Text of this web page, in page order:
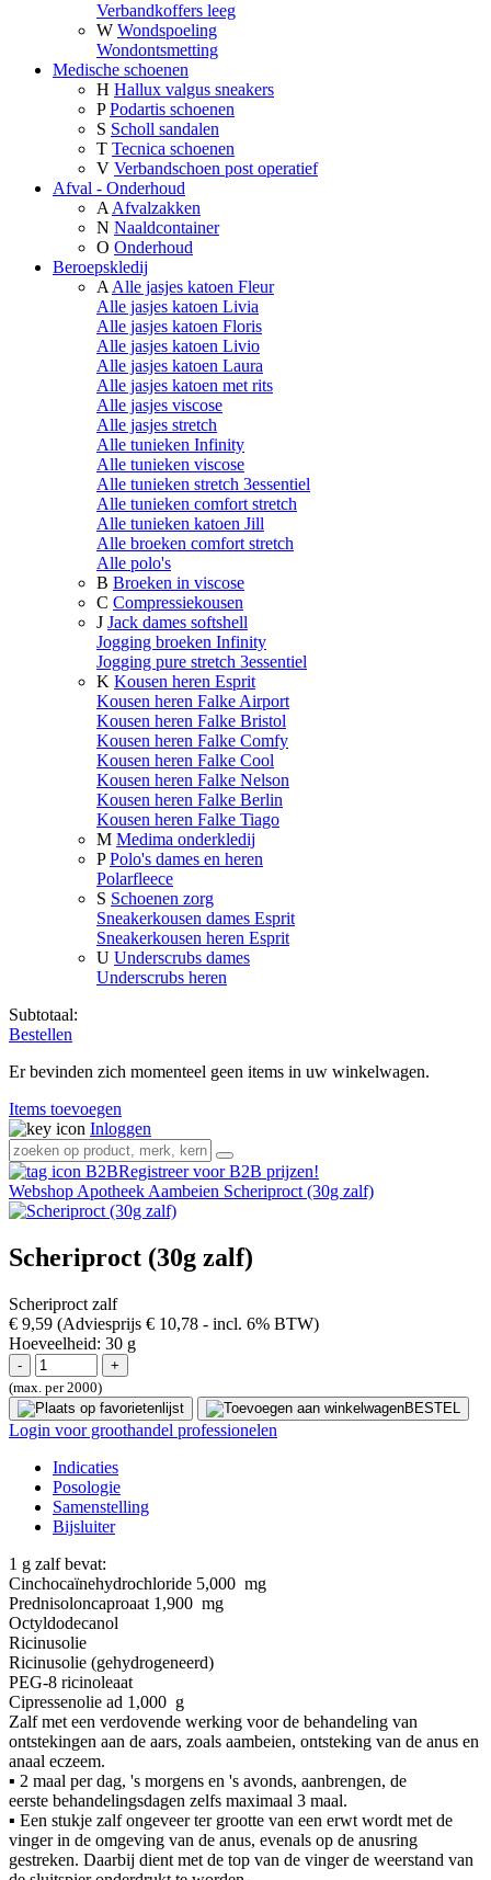
Verbandkoffers leeg
W Wondspoeling
Wondontsmetting
Medische schoenen
H Hallux valgus sneakers
P Podartis schoenen
S Scholl sandalen
T Tecnica schoenen
V Verbandschoen post operatief
Afval - Onderhoud
A Afvalzakken
N Naaldcontainer
O Onderhoud
Beroepskledij
A Alle jasjes katoen Fleur
Alle jasjes katoen Livia
Alle jasjes katoen Floris
Alle jasjes katoen Livio
Alle jasjes katoen Laura
Alle jasjes katoen met rits
Alle jasjes viscose
Alle jasjes stretch
Alle tunieken Infinity
Alle tunieken viscose
Alle tunieken stretch 3essentiel
Alle tunieken comfort stretch
Alle tunieken katoen Jill
Alle broeken comfort stretch
Alle polo's
B Broeken in viscose
C Compressiekousen
J Jack dames softshell
Jogging broeken Infinity
Jogging pure stretch 3essentiel
K Kousen heren Esprit
Kousen heren Falke Airport
Kousen heren Falke Bristol
Kousen heren Falke Comfy
Kousen heren Falke Cool
Kousen heren Falke Nelson
Kousen heren Falke Berlin
Kousen heren Falke Tiago
M Medima onderkledij
P Polo's dames en heren
Polarfleece
S Schoenen zorg
Sneakerkousen dames Esprit
Sneakerkousen heren Esprit
U Underscrubs dames
Underscrubs heren
Subtotaal:
Bestellen
Er bevinden zich momenteel geen items in uw winkelwagen.
Items toevoegen
Inloggen
Registreer voor B2B prijzen!
Webshop Apotheek Aambeien Scheriproct (30g zalf)
Scheriproct (30g zalf)
Scheriproct zalf
€ 9,59 (Adviesprijs € 10,78 - incl. 6% BTW)
Hoeveelheid: 30 g
(max. per 2000)
BESTEL
Login voor groothandel professionelen
Indicaties
Posologie
Samenstelling
Bijsluiter
1 g zalf bevat:
Cinchocaïnehydrochloride 5,000 mg
Prednisoloncaproaat 1,900 mg
Octyldodecanol
Ricinusolie
Ricinusolie (gehydrogeneerd)
PEG-8 ricinoleaat
Cipressenolie ad 1,000 g
Zalf met een verdovende werking voor de behandeling van
ontstekingen aan de aars, zoals aambeien, ontsteking van de anus en
anaal eczeem.
▪ 2 maal per dag, 's morgens en 's avonds, aanbrengen, de
eerste behandelingsdagen zelfs maximaal 3 maal.
▪ Een stukje zalf ongeveer ter grootte van een erwt wordt met de
vinger in de omgeving van de anus, evenals op de anusring
gestreken. Daarbij dient met de top van de vinger de weerstand van